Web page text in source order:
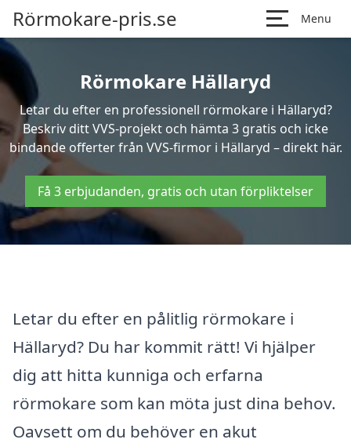
Rörmokare-pris.se Menu
Rörmokare Hällaryd
Letar du efter en professionell rörmokare i Hällaryd?
Beskriv ditt VVS-projekt och hämta 3 gratis och icke
bindande offerter från VVS-firmor i Hällaryd – direkt här.
Få 3 erbjudanden, gratis och utan förpliktelser
Letar du efter en pålitlig rörmokare i
Hällaryd? Du har kommit rätt! Vi hjälper
dig att hitta kunniga och erfarna
rörmokare som kan möta just dina behov.
Oavsett om du behöver en akut